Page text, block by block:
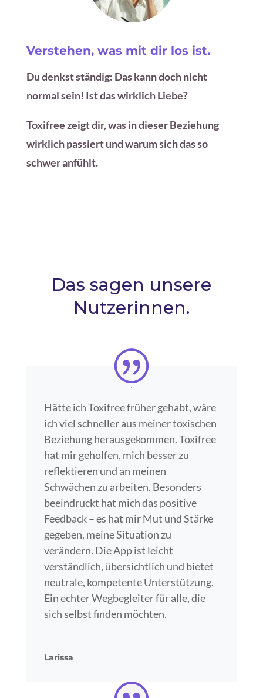
Verstehen, was mit dir los ist.
Du denkst ständig: Das kann doch nicht
normal sein! Ist das wirklich Liebe?
Toxifree zeigt dir, was in dieser Beziehung
wirklich passiert und warum sich das so
schwer anfühlt.
Das sagen unsere
Nutzerinnen.
Hätte ich Toxifree früher gehabt, wäre
ich viel schneller aus meiner toxischen
Beziehung herausgekommen. Toxifree
hat mir geholfen, mich besser zu
reflektieren und an meinen
Schwächen zu arbeiten. Besonders
beeindruckt hat mich das positive
Feedback – es hat mir Mut und Stärke
gegeben, meine Situation zu
verändern. Die App ist leicht
verständlich, übersichtlich und bietet
neutrale, kompetente Unterstützung.
Ein echter Wegbegleiter für alle, die
sich selbst finden möchten.
Larissa